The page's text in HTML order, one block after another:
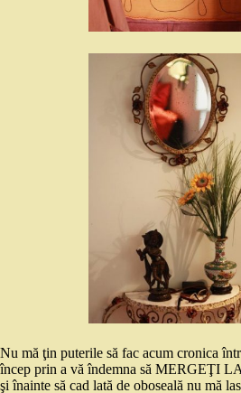
Nu mă ţin puterile să fac acum cronica
încep prin a vă îndemna să MERGEŢI
şi înainte să cad lată de oboseală nu mă